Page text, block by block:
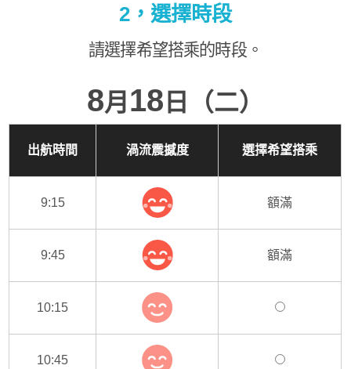
2，選擇時段
請選擇希望搭乘的時段。
8月 18 日（二）
出航時間 渦流震撼度 選擇希望搭乘
9:15 額滿
9:45 額滿
10:15
10:45